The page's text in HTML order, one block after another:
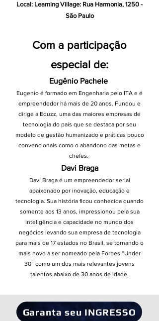
Local: Learning Village: Rua Harmonia, 1250 -
São Paulo
Com a participação
especial de:
Eugênio Pachele
Eugenio é formado em Engenharia pelo ITA e é
empreendedor há mais de 20 anos. Fundou e
dirige a Eduzz, uma das maiores empresas de
tecnologia do país que se destaca por seu
modelo de gestão humanizado e práticas pouco
convencionais como o abandono das metas e
chefes.
Davi Braga
Davi Braga é um empreendedor serial
apaixonado por inovação, educação e
tecnologia. Sua história ficou conhecida quando
somente aos 13 anos, impressionou pela sua
inteligência e capacidade no mundo dos
negócios levando sua empresa de tecnologia
para mais de 17 estados no Brasil, se tornando o
mais novo a ser nomeado pela Forbes “Under
30” como um dos mais relevantes jovens
talentos abaixo de 30 anos de idade.
Garanta seu INGRESSO